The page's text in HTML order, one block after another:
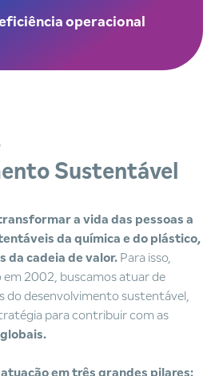
operacional
Sustentável
a vida das pessoas a
da química e do plástico,
da cadeia de valor. Para isso,
em 2002, buscamos atuar de
do desenvolvimento sustentável,
para contribuir com as
em três grandes pilares: